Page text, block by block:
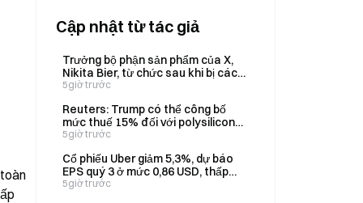
Cập nhật từ tác giả
Trưởng bộ phận sản phẩm của X,
Nikita Bier, từ chức sau khi bị các
nhà giao dịch tiền mã hóa cáo
kỳ.
5giờ trước
Reuters: Trump có thể công bố
mức thuế 15% đối với polysilicon
và mức giá sàn sớm nhất vào ngày
5giờ trước
Cổ phiếu Uber giảm 5,3%, dự báo
EPS quý 3 ở mức 0,86 USD, thấp
hơn kỳ vọng
5giờ trước